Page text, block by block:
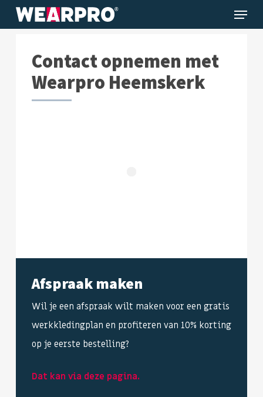
Skip
to
Menu
Contact opnemen met
Wearpro Heemskerk
Afspraak maken
Wil je een afspraak wilt maken voor een gratis
werkkledingplan en profiteren van 10% korting
op je eerste bestelling?
Dat kan via deze pagina.